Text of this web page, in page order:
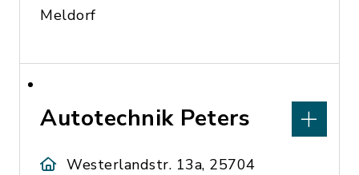
Meldorf
Autotechnik Peters
Westerlandstr. 13a, 25704